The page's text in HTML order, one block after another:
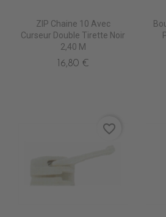
ZIP Chaine 10 Avec
Curseur Double Tirette Noir
2,40 M
16,80 €
favorite_border